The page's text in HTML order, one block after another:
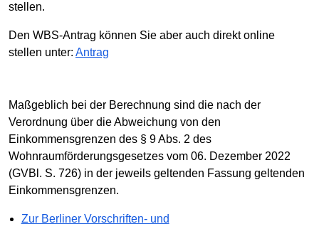
stellen.
Den WBS-Antrag können Sie aber auch direkt online
stellen unter: Antrag
Maßgeblich bei der Berechnung sind die nach der
Verordnung über die Abweichung von den
Einkommensgrenzen des § 9 Abs. 2 des
Wohnraumförderungsgesetzes vom 06. Dezember 2022
(GVBl. S. 726) in der jeweils geltenden Fassung geltenden
Einkommensgrenzen.
Zur Berliner Vorschriften- und